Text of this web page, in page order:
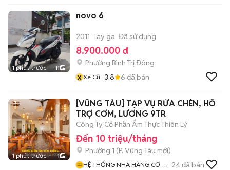
1 phút trước 11
novo 6
2011 Tay ga Đã sử dụng
8.900.000 đ
Phường Bình Trị Đông
x Xe Cũ 3.8 6 đã bán
1 phút trước 1
[VŨNG TÀU] TẠP VỤ RỬA CHÉN, HỖ
TRỢ CƠM, LƯƠNG 9TR
Công Ty Cổ Phần Ẩm Thực Thiên Lý
Đến 10 triệu/tháng
Phường 1 (P. Vũng Tàu mới)
HỆ THỐNG NHÀ HÀNG CƠM
24đã bán